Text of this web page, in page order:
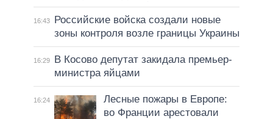
16:43
Российские войска создали новые
зоны контроля возле границы Украины
16:29
В Косово депутат закидала премьер-
министра яйцами
16:24
Лесные пожары в Европе:
во Франции арестовали